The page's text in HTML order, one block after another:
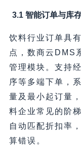
3.1 智能订单与库
饮料行业订单具
点，数商云DMS
管理模块。支持
序等多端下单，
量及最小起订量
料企业常见的阶
自动匹配折扣率
算错误。